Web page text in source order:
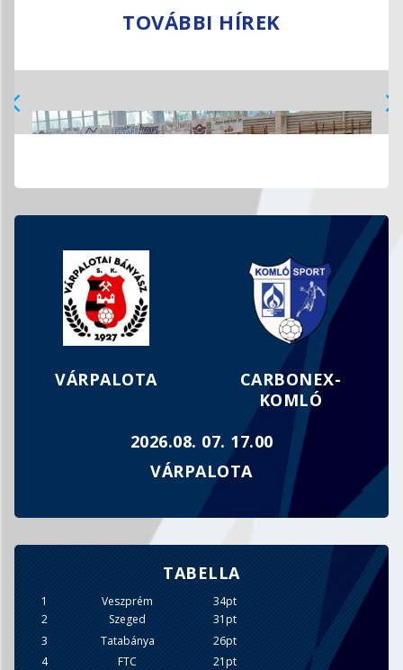
TOVÁBBI HÍREK
MEGFOGYVA BÁR, DE TÖRVE NEM…
VÁRPALOTA
CARBONEX-
KOMLÓ
2026.08. 07. 17.00
VÁRPALOTA
TABELLA
1 Veszprém
34pt
2
Szeged
31pt
3
Tatabánya
26pt
4
FTC
21pt